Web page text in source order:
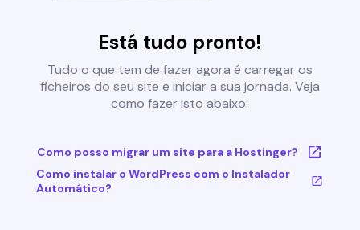
Está tudo pronto!
Tudo o que tem de fazer agora é carregar os
ficheiros do seu site e iniciar a sua jornada. Veja
como fazer isto abaixo:
Como posso migrar um site para a Hostinger?
Como instalar o WordPress com o Instalador
Automático?